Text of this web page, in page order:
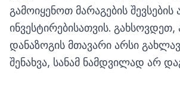
გამოიყენოთ მარაგების შევსების
ინვესტირებისათვის. გახსოვდეთ,
დანაზოგის მთავარი არსი
შენახვა, სანამ ნამდვილად არ